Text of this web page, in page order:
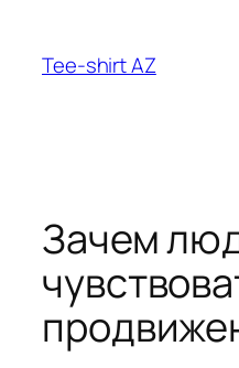
contenu
Tee-shirt AZ
Зачем